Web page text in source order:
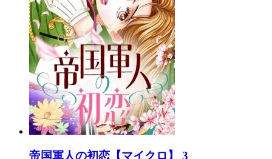
帝国軍人の初恋【マイクロ】 3